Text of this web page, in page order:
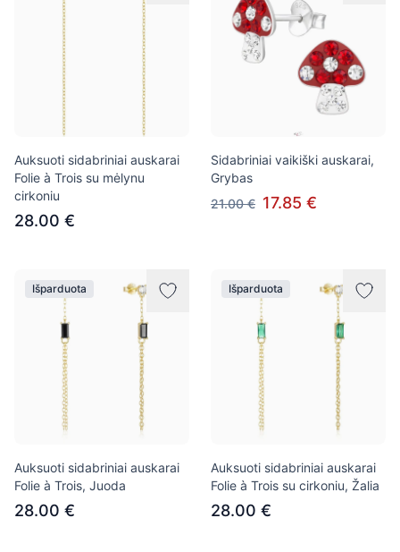
Auksuoti sidabriniai auskarai
Folie à Trois su mėlynu
cirkoniu
28.00 €
Sidabriniai vaikiški auskarai,
Grybas
21.00 € 17.85 €
Išparduota
Auksuoti sidabriniai auskarai
Folie à Trois, Juoda
28.00 €
Išparduota
Auksuoti sidabriniai auskarai
Folie à Trois su cirkoniu, Žalia
28.00 €